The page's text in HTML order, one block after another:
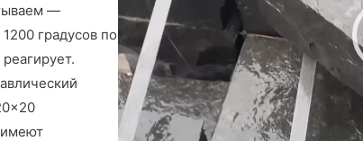
—
градусов по
имеют
п
л
е
е
р